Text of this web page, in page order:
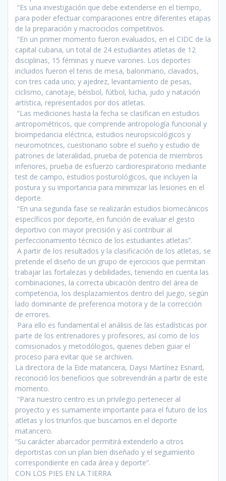
“Es una investigación que debe extenderse en el tiempo,
para poder efectuar comparaciones entre diferentes etapas
de la preparación y macrociclos competitivos.
“En un primer momento fueron evaluados, en el CIDC de la
capital cubana, un total de 24 estudiantes atletas de 12
disciplinas, 15 féminas y nueve varones. Los deportes
incluidos fueron el tenis de mesa, balonmano, clavados,
con tres cada uno; y ajedrez, levantamiento de pesas,
ciclismo, canotaje, béisbol, fútbol, lucha, judo y natación
artística, representados por dos atletas.
“Las mediciones hasta la fecha se clasifican en estudios
antropométricos, que comprende antropología funcional y
bioimpedancia eléctrica, estudios neuropsicológicos y
neuromotrices, cuestionario sobre el sueño y estudio de
patrones de lateralidad, prueba de potencia de miembros
inferiores, prueba de esfuerzo cardiorespiratorio mediante
test de campo, estudios posturológicos, que incluyen la
postura y su importancia para minimizar las lesiones en el
deporte.
“En una segunda fase se realizarán estudios biomecánicos
específicos por deporte, en función de evaluar el gesto
deportivo con mayor precisión y así contribuir al
perfeccionamiento técnico de los estudiantes atletas”.
A partir de los resultados y la clasificación de los atletas, se
pretende el diseño de un grupo de ejercicios que permitan
trabajar las fortalezas y debilidades, teniendo en cuenta las
combinaciones, la correcta ubicación dentro del área de
competencia, los desplazamientos dentro del juego, según
lado dominante de preferencia motora y de la corrección
de errores.
Para ello es fundamental el análisis de las estadísticas por
parte de los entrenadores y profesores, así como de los
comisionados y metodólogos, quienes deben guiar el
proceso para evitar que se archiven.
La directora de la Eide matancera, Daysi Martínez Esnard,
reconoció los beneficios que sobrevendrán a partir de este
momento.
“Para nuestro centro es un privilegio pertenecer al
proyecto y es sumamente importante para el futuro de los
atletas y los triunfos que buscamos en el deporte
matancero.
“Su carácter abarcador permitirá extenderlo a otros
deportistas con un plan bien diseñado y el seguimiento
correspondiente en cada área y deporte”.
CON LOS PIES EN LA TIERRA